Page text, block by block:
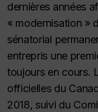
dernières années
« modernisation »
sénatorial
entrepris une
toujours en cours.
officielles du
2018, suivi du